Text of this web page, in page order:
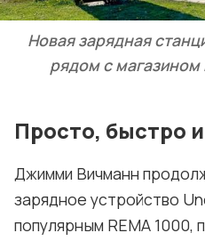
Новая зарядная
рядом с магазином
Просто, быстро
Джимми Вичманн
зарядное устройство
популярным REMA